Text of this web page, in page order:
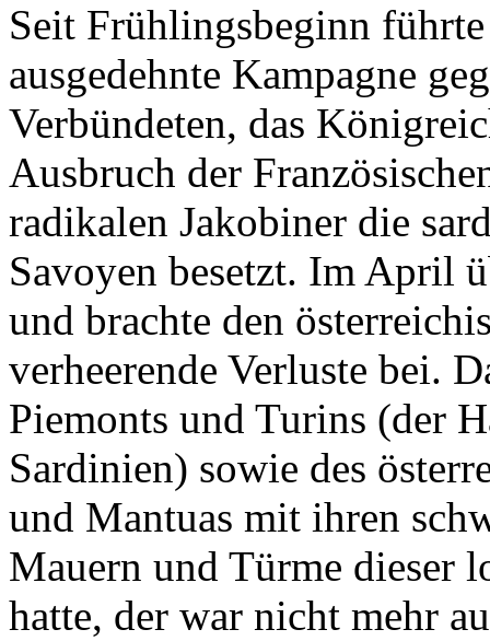
Seit Frühlingsbeginn
ausgedehnte Kampagne
Verbündeten, das
Ausbruch der
radikalen Jakobiner die
Savoyen besetzt. Im April
und brachte den
verheerende Verluste bei.
Piemonts und Turins (der
Sardinien) sowie des
und Mantuas mit ihren
Mauern und Türme dieser
hatte, der war nicht mehr